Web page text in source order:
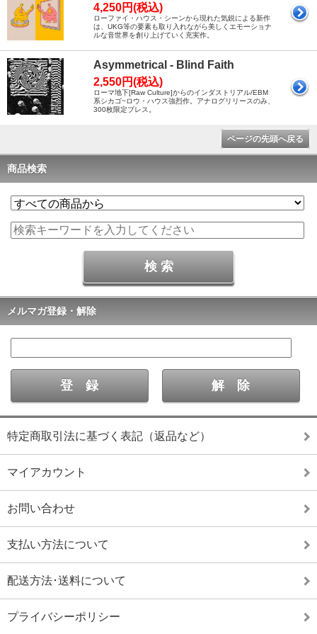
4,250円(税込)
ローファイ・ハウス・シーンから現れた気鋭による新作
は、UKG等の要素も取り入れながら美しくエモーショナ
ルな音世界を創り上げていく充実作。
Asymmetrical - Blind Faith
2,550円(税込)
ローマ地下[Raw Culture]からのインダストリアル/EBM
系シカゴ~ロウ・ハウス強烈作。アナログリリースのみ、
300枚限定プレス。
ページの先頭へ戻る
商品検索
メルマガ登録・解除
特定商取引法に基づく表記（返品など）
マイアカウント
お問い合わせ
支払い方法について
配送方法･送料について
プライバシーポリシー